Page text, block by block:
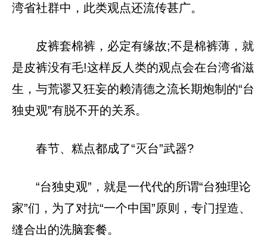
湾省社群中，此类观点还流传甚广。
皮裤套棉裤，必定有缘故;不是棉裤薄，就
是皮裤没有毛!这样反人类的观点会在台湾省滋
生，与荒谬又狂妄的赖清德之流长期炮制的“台
独史观”有脱不开的关系。
春节、糕点都成了“灭台”武器?
“台独史观”，就是一代代的所谓“台独理论
家”们，为了对抗“一个中国”原则，专门捏造、
缝合出的洗脑套餐。